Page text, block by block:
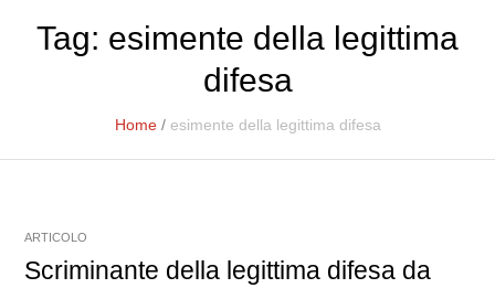
Tag: esimente della legittima
difesa
Home / esimente della legittima difesa
ARTICOLO
Scriminante della legittima difesa da